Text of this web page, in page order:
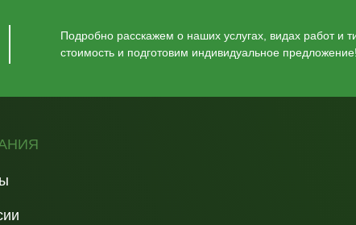
Подробно расскажем о наших услугах, видах работ и
стоимость и подготовим индивидуальное предложение!